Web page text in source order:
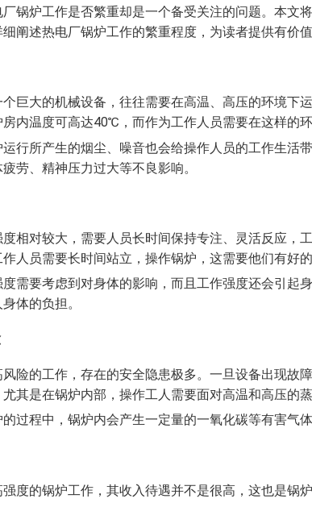
锅炉工作是否繁重却是一个备受关注的问题。本文
阐述热电厂锅炉工作的繁重程度，为读者提供有价值
巨大的机械设备，往往需要在高温、高压的环境下
内温度可高达40℃，而作为工作人员需要在这样的
行所产生的烟尘、噪音也会给操作人员的工作生活
劳、精神压力过大等不良影响。
相对较大，需要人员长时间保持专注、灵活反应，
人员需要长时间站立，操作锅炉，这需要他们有好
需要考虑到对身体的影响，而且工作强度还会引起
体的负担。
险的工作，存在的安全隐患极多。一旦设备出现故
其是在锅炉内部，操作工人需要面对高温和高压的
过程中，锅炉内会产生一定量的一氧化碳等有害气
度的锅炉工作，其收入待遇并不是很高，这也是锅